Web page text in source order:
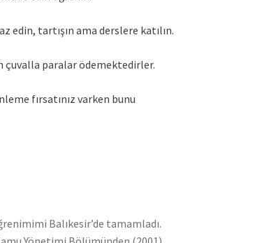
edin, tartışın ama derslere katılın.
çuvalla paralar ödemektedirler.
fırsatınız varken bunu
Balıkesir’de tamamladı.